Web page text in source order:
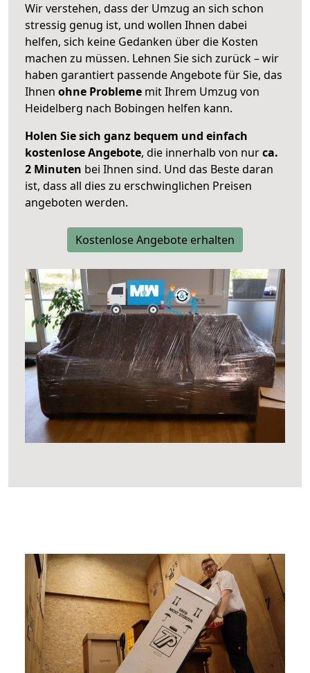
Wir verstehen, dass der Umzug an sich schon
stressig genug ist, und wollen Ihnen dabei
helfen, sich keine Gedanken über die Kosten
machen zu müssen. Lehnen Sie sich zurück – wir
haben garantiert passende Angebote für Sie, das
Ihnen ohne Probleme mit Ihrem Umzug von
Heidelberg nach Bobingen helfen kann.
Holen Sie sich ganz bequem und einfach
kostenlose Angebote, die innerhalb von nurca.
2 Minuten bei Ihnen sind. Und das Beste daran
ist, dass all dies zu erschwinglichen Preisen
angeboten werden.
Kostenlose Angebote erhalten